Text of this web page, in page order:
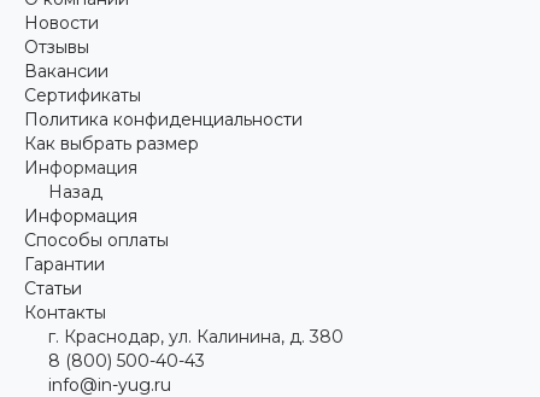
Новости
Отзывы
Вакансии
Сертификаты
Политика конфиденциальности
Как выбрать размер
Информация
Назад
Информация
Способы оплаты
Гарантии
Статьи
Контакты
г. Краснодар, ул. Калинина, д. 380
8 (800) 500-40-43
info@in-yug.ru